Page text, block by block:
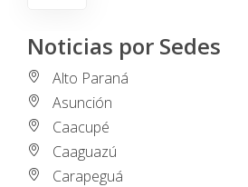
Noticias por Sedes
Alto Paraná
Asunción
Caacupé
Caaguazú
Carapeguá